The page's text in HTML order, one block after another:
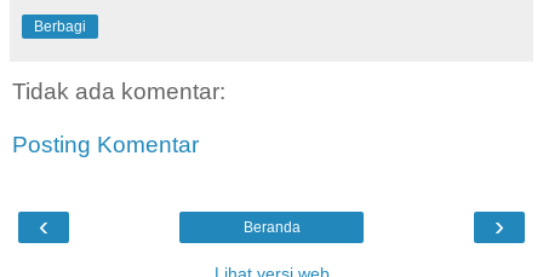
Berbagi
Tidak ada komentar:
Posting Komentar
‹ ›
Beranda